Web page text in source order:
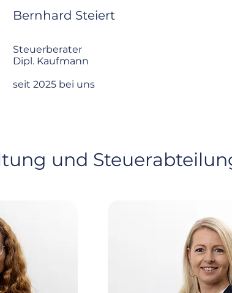
Bernhard Steiert
Steuerberater
Dipl. Kaufmann
seit 2025 bei uns​
und